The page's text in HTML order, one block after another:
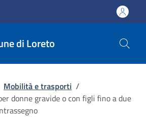
di Loreto
Mobilità e trasporti /
donne gravide o con figli fino a due